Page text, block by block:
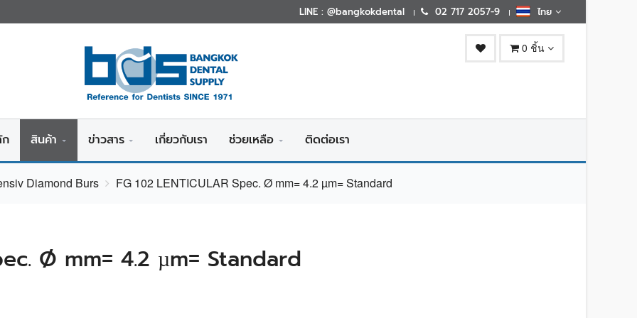
LINE : @bangkokdental 02 717 2057-9 ไทย
0 ชิ้น
สินค้า ข่าวสาร เกี่ยวกับเรา ช่วยเหลือ ติดต่อเรา
Diamond Burs FG 102 LENTICULAR Spec. Ø mm= 4.2 µm= Standard
Ø mm= 4.2 µm= Standard